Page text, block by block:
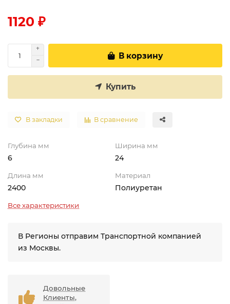
1120 ₽
В корзину
Купить
В закладки В сравнение
Глубина мм
6
Ширина мм
24
Длина мм
2400
Материал
Полиуретан
Все характеристики
В Регионы отправим Транспортной компанией
из Москвы.
Довольные
Клиенты,